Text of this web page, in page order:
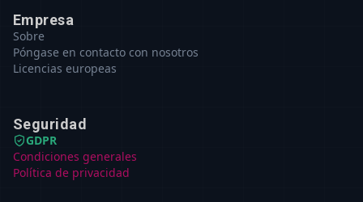
Empresa
Sobre
Póngase en contacto con nosotros
Licencias europeas
Seguridad
GDPR
Condiciones generales
Política de privacidad